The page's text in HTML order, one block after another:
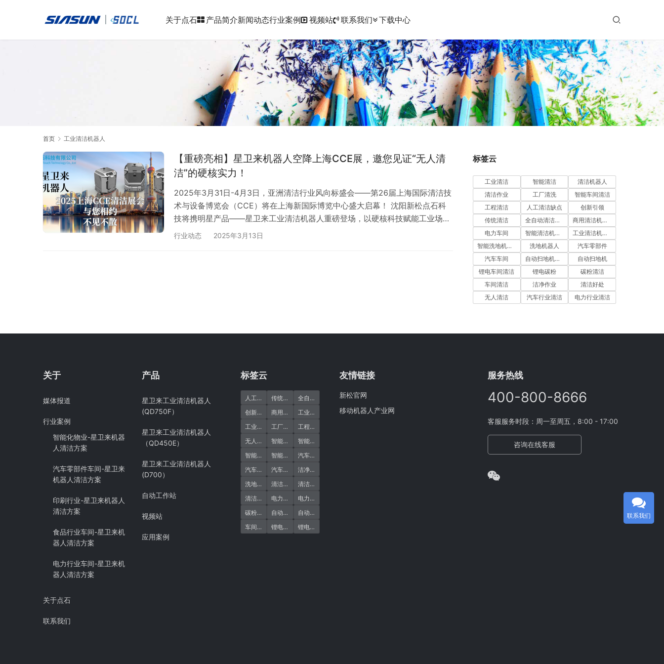
关于点石 产品简介新闻动态行业案例 视频站 联系我们 下载中心
首页 工业清洁机器人
【重磅亮相】星卫来机器人空降上海CCE展，邀您见证“无人清
洁”的硬核实力！
2025年3月31日-4月3日，亚洲清洁行业风向标盛会——第26届上海国际清洁技
术与设备博览会（CCE）将在上海新国际博览中心盛大启幕！ 沈阳新松点石科
技将携明星产品——星卫来工业清洁机器人重磅登场，以硬核科技赋能工业场景
清洁革命！ 为何选择星卫来？四大核心优势引领行业标杆 星卫来搭载工业级
行业动态 2025年3月13日
标签云
工业清洁 智能清洁
清洁机器人
清洁作业
工厂清洗
智能车间清洁
工程清洁
人工清洁缺点
创新引领
传统清洁
全自动清洁机器人
商用清洁机器人
电力车间
智能清洁机器人
工业清洁机器人
智能洗地机器人
洗地机器人
汽车零部件
汽车车间
自动扫地机器人
自动扫地机
锂电车间清洁
锂电碳粉
碳粉清洁
车间清洁
洁净作业
清洁好处
无人清洁
汽车行业清洁 电力行业清洁
关于
媒体报道
行业案例
智能化物业-星卫来机器
人清洁方案
汽车零部件车间-星卫来
机器人清洁方案
印刷行业-星卫来机器人
清洁方案
食品行业车间-星卫来机
器人清洁方案
电力行业车间-星卫来机
器人清洁方案
关于点石
联系我们
产品
星卫来工业清洁机器人
(QD750F）
星卫来工业清洁机器人
（QD450E）
星卫来工业清洁机器人
(D700）
自动工作站
视频站
应用案例
标签云
人工清洁缺点 (10)
传统清洁 (5) 全自动清洁机器人 (2)
创新引领 (9) 商用清洁机器人 (2)
工业清洁
工业清洁机器人 (1)
工厂清洗 (21)工程清洁
无人清洁 (1) 智能洗地机器人 (1)
智能清洁
智能清洁机器人 (1)
智能车间清洁 (20)
汽车行业清洁
汽车车间 (1) 汽车零部件 (1)洁净作业
洗地机器人 (1)清洁作业 (21)清洁好处
清洁机器人 (22)
电力行业清洁 (1)
电力车间
碳粉清洁 (1) 自动扫地机 (1)自动扫地机器人
车间清洁 (1) 锂电碳粉 (1) 锂电车间清洁
友情链接
新松官网
移动机器人产业网
服务热线
400-800-8666
客服服务时段：周一至周五，8:00 - 17:00
咨询在线客服
联系我们